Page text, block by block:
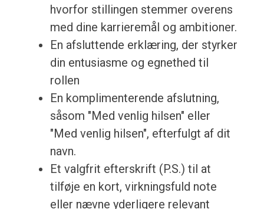
hvorfor stillingen stemmer overens
med dine karrieremål og ambitioner.
En afsluttende erklæring, der styrker
din entusiasme og egnethed til
rollen
En komplimenterende afslutning,
såsom "Med venlig hilsen" eller
"Med venlig hilsen", efterfulgt af dit
navn.
Et valgfrit efterskrift (P.S.) til at
tilføje en kort, virkningsfuld note
eller nævne yderligere relevant